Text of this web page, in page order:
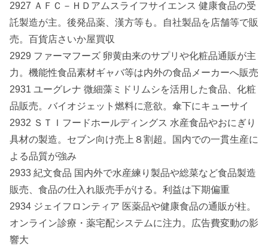
2927 ＡＦＣ－ＨＤアムスライフサイエンス 健康食品の受
託製造が主。後発品薬、漢方等も。自社製品を店舗等で販
売。百貨店さいか屋買収
2929 ファーマフーズ 卵黄由来のサプリや化粧品通販が主
力。機能性食品素材ギャバ等は内外の食品メーカーへ販売
2931 ユーグレナ 微細藻ミドリムシを活用した食品、化粧
品販売。バイオジェット燃料に意欲。傘下にキューサイ
2932 ＳＴＩフードホールディングス 水産食品やおにぎり
具材の製造。セブン向け売上８割超。国内での一貫生産に
よる品質が強み
2933 紀文食品 国内外で水産練り製品や総菜など食品製造
販売、食品の仕入れ販売手がける。利益は下期偏重
2934 ジェイフロンティア 医薬品や健康食品の通販が柱。
オンライン診療・薬宅配システムに注力。広告費変動の影
響大